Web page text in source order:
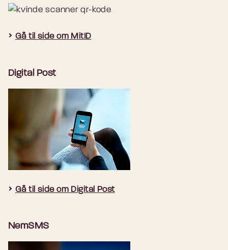
Gå til side om MitID
Digital Post
Gå til side om Digital Post
NemSMS